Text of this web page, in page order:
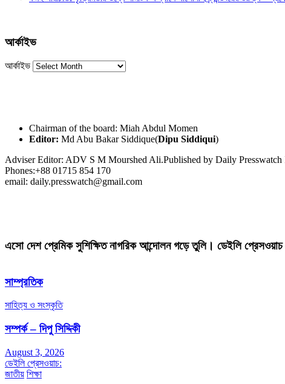
আর্কাইভ
আর্কাইভ
Chairman of the board: Miah Abdul Momen
Editor: Md Abu Bakar Siddique(Dipu Siddiqui)
Adviser Editor: ADV S M Mourshed Ali.Published by Daily
Phones:+88 01715 854 170
email: daily.presswatch@gmail.com
এসো দেশ প্রেমিক সুশিক্ষিত নাগরিক আন্দোলন গড়ে তুলি। ডেইলি প্রেসওয়াচ
সাম্প্রতিক
সাহিত্য ও সংস্কৃতি
সম্পর্ক – দিপু সিদ্দিকী
August 3, 2026
ডেইলি প্রেসওয়াচ:
জাতীয় শিক্ষা